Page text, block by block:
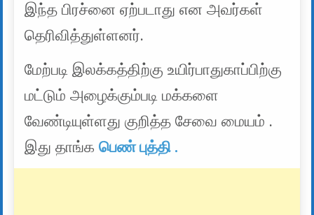
இந்த பிரச்னை ஏற்படாது என அவர்கள்
தெரிவித்துள்ளனர்.
மேற்படி இலக்கத்திற்கு உயிர்பாதுகாப்பிற்கு
மட்டும் அழைக்கும்படி மக்களை
வேண்டியுள்ளது குறித்த சேவை மையம் .
இது தாங்கபெண் புத்தி .